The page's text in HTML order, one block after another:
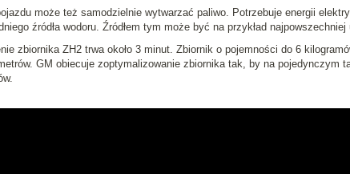
może też samodzielnie wytwarzać paliwo. Potrzebuje energii
źródła wodoru. Źródłem tym może być na przykład
zbiornika ZH2 trwa około 3 minut. Zbiornik o pojemności do 6
GM obiecuje zoptymalizowanie zbiornika tak, by na pojedynczym